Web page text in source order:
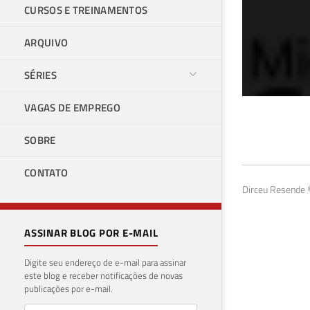
CURSOS E TREINAMENTOS
ARQUIVO
SÉRIES
VAGAS DE EMPREGO
SOBRE
CONTATO
ASSINAR BLOG POR E-MAIL
Digite seu endereço de e-mail para assinar
este blog e receber notificações de novas
publicações por e-mail.
17 de
Dirceu